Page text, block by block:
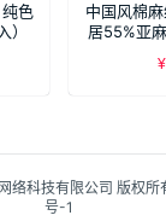
色
中国风棉
居55%亚
¥
络科技有限公司 版权所
号-1